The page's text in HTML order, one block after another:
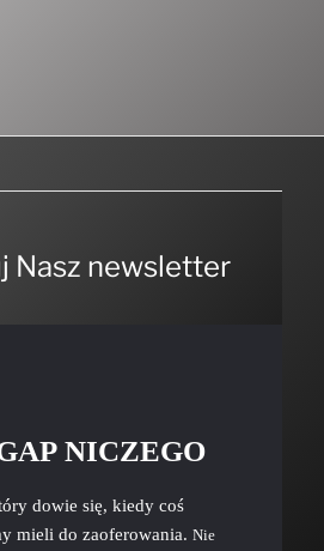
Nasz newsletter
NICZEGO
dowie się, kiedy coś
mieli do zaoferowania. Nie